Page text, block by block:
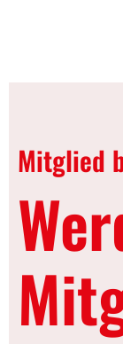
Mitglied